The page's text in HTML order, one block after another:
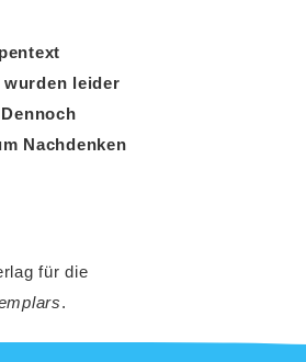
leider
Nachdenken
für die
.